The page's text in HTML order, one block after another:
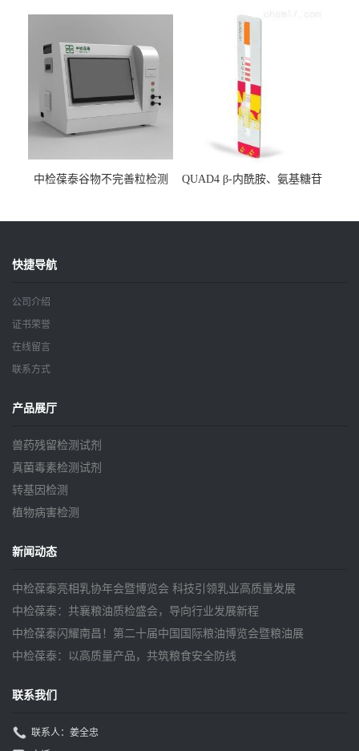
中检葆泰谷物不完善粒检测
QUAD4 β-内酰胺、氨基糖苷
检测条
快捷导航
公司介绍
证书荣誉
在线留言
联系方式
产品展厅
兽药残留检测试剂
真菌毒素检测试剂
转基因检测
植物病害检测
新闻动态
中检葆泰亮相乳协年会暨博览会 科技引领乳业高质量发展
中检葆泰：共襄粮油质检盛会，导向行业发展新程
中检葆泰闪耀南昌！第二十届中国国际粮油博览会暨粮油展
中检葆泰：以高质量产品，共筑粮食安全防线
联系我们
联系人：姜全忠